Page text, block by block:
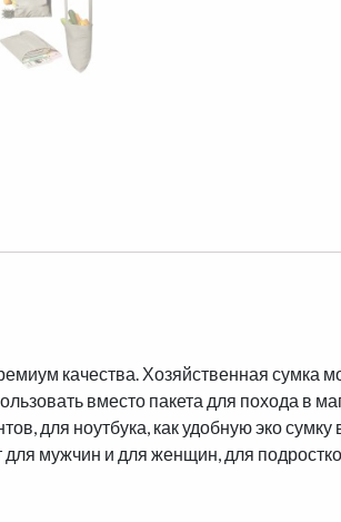
качества. Хозяйственная сумка
вместо пакета для похода в
для ноутбука, как удобную эко
мужчин и для женщин, для